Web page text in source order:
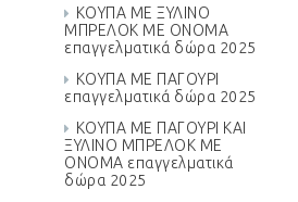
ΚΟΥΠΑ ΜΕ ΞΥΛΙΝΟ
ΜΠΡΕΛΟΚ ΜΕ ΟΝΟΜΑ
επαγγελματικά δώρα 2025
ΚΟΥΠΑ ΜΕ ΠΑΓΟΥΡΙ
επαγγελματικά δώρα 2025
ΚΟΥΠΑ ΜΕ ΠΑΓΟΥΡΙ ΚΑΙ
ΞΥΛΙΝΟ ΜΠΡΕΛΟΚ ΜΕ
ΟΝΟΜΑ επαγγελματικά
δώρα 2025